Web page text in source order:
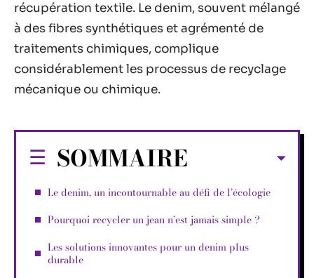
récupération textile. Le denim, souvent mélangé
à des fibres synthétiques et agrémenté de
traitements chimiques, complique
considérablement les processus de recyclage
mécanique ou chimique.
SOMMAIRE
Le denim, un incontournable au défi de l’écologie
Pourquoi recycler un jean n’est jamais simple ?
Les solutions innovantes pour un denim plus
durable